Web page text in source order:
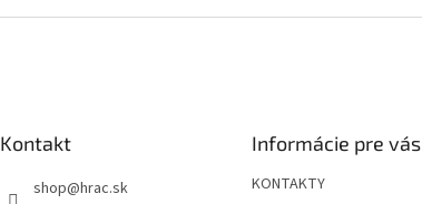
Kontakt
shop@hrac.sk
Informácie pre vás
KONTAKTY